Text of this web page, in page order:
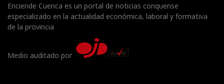
Enciende Cuenca es un portal de noticias conquense
especializado en la actualidad económica, laboral y formativa
de la provincia
Medio auditado por